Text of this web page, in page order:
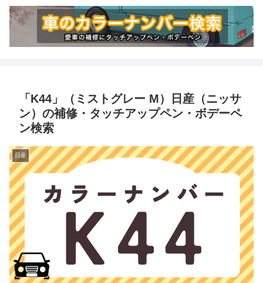
「K44」（ミストグレー M）日産（ニッサ
ン）の補修・タッチアップペン・ボデーペ
ン検索
日産